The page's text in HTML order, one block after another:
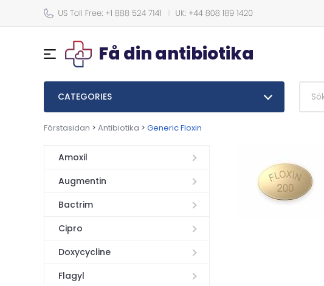
Få din antibiotika
CATEGORIES
Förstasidan > Antibiotika > Generic Floxin
Amoxil
Augmentin
Bactrim
Cipro
Doxycycline
Flagyl